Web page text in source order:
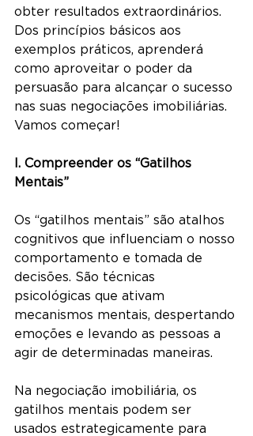
obter resultados extraordinários.
Dos princípios básicos aos
exemplos práticos, aprenderá
como aproveitar o poder da
persuasão para alcançar o sucesso
nas suas negociações imobiliárias.
Vamos começar!
I. Compreender os “Gatilhos
Mentais”
Os “gatilhos mentais” são atalhos
cognitivos que influenciam o nosso
comportamento e tomada de
decisões. São técnicas
psicológicas que ativam
mecanismos mentais, despertando
emoções e levando as pessoas a
agir de determinadas maneiras.
Na negociação imobiliária, os
gatilhos mentais podem ser
usados estrategicamente para